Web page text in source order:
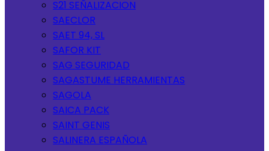
S21 SEÑALIZACION
SAECLOR
SAET 94, SL
SAFOR KIT
SAG SEGURIDAD
SAGASTUME HERRAMIENTAS
SAGOLA
SAICA PACK
SAINT GENIS
SALINERA ESPAÑOLA